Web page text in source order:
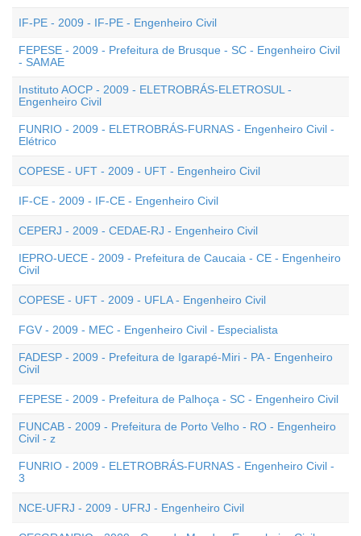
IF-PE - 2009 - IF-PE - Engenheiro Civil
FEPESE - 2009 - Prefeitura de Brusque - SC - Engenheiro Civil
- SAMAE
Instituto AOCP - 2009 - ELETROBRÁS-ELETROSUL -
Engenheiro Civil
FUNRIO - 2009 - ELETROBRÁS-FURNAS - Engenheiro Civil -
Elétrico
COPESE - UFT - 2009 - UFT - Engenheiro Civil
IF-CE - 2009 - IF-CE - Engenheiro Civil
CEPERJ - 2009 - CEDAE-RJ - Engenheiro Civil
IEPRO-UECE - 2009 - Prefeitura de Caucaia - CE - Engenheiro
Civil
COPESE - UFT - 2009 - UFLA - Engenheiro Civil
FGV - 2009 - MEC - Engenheiro Civil - Especialista
FADESP - 2009 - Prefeitura de Igarapé-Miri - PA - Engenheiro
Civil
FEPESE - 2009 - Prefeitura de Palhoça - SC - Engenheiro Civil
FUNCAB - 2009 - Prefeitura de Porto Velho - RO - Engenheiro
Civil - z
FUNRIO - 2009 - ELETROBRÁS-FURNAS - Engenheiro Civil -
3
NCE-UFRJ - 2009 - UFRJ - Engenheiro Civil